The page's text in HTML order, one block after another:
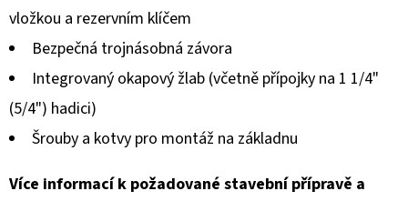
vložkou a rezervním klíčem
Bezpečná trojnásobná závora
Integrovaný okapový žlab (včetně přípojky na 1 1/4"
(5/4") hadici)
Šrouby a kotvy pro montáž na základnu
Více informací k požadované stavební přípravě a